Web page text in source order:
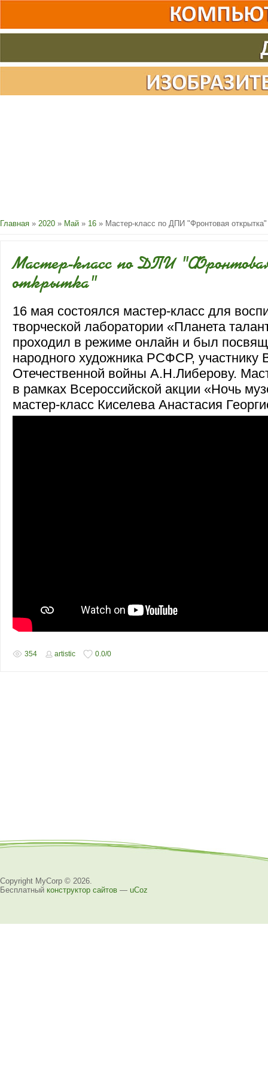
Главная » 2020 » Май » 16 » Мастер-класс по ДПИ "Фронтовая открытка"
Мастер-класс по ДПИ
открытка"
16 мая состоялся мастер-класс для
творческой лаборатории «Планета
проходил в режиме онлайн и был
народного художника РСФСР, участнику
Отечественной войны А.Н.Либерову.
в рамках Всероссийской акции «Ночь
мастер-класс Киселева Анастасия
354 artistic 0.0/0
Copyright MyCorp © 2026
Бесплатный конструктор сайтов — uCoz